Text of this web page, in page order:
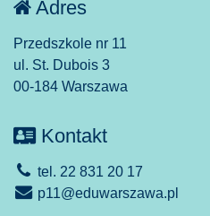
Adres
Przedszkole nr 11
ul. St. Dubois 3
00-184 Warszawa
Kontakt
tel. 22 831 20 17
p11@eduwarszawa.pl